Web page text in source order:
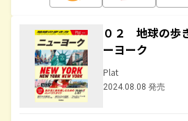
０２ 地球の
ーヨーク
Plat
2024.08.08 発売